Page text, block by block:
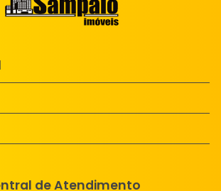
de Atendimento